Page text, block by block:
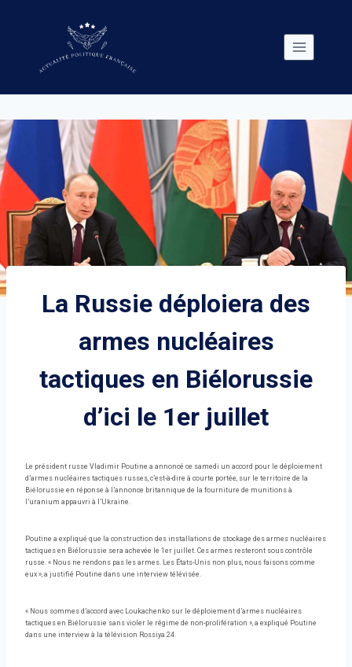
La Russie déploiera des
armes nucléaires
tactiques en Biélorussie
d’ici le 1er juillet
Le président russe Vladimir Poutine a annoncé ce samedi un accord pour le déploiement
d’armes nucléaires tactiques russes, c’est-à-dire à courte portée, sur le territoire de la
Biélorussie en réponse à l’annonce britannique de la fourniture de munitions à
l’uranium appauvri à l’Ukraine.
Poutine a expliqué que la construction des installations de stockage des armes nucléaires
tactiques en Biélorussie sera achevée le 1er juillet. Ces armes resteront sous contrôle
russe. « Nous ne rendons pas les armes. Les États-Unis non plus, nous faisons comme
eux », a justifié Poutine dans une interview télévisée.
« Nous sommes d’accord avec Loukachenko sur le déploiement d’armes nucléaires
tactiques en Biélorussie sans violer le régime de non-prolifération », a expliqué Poutine
dans une interview à la télévision Rossiya 24.